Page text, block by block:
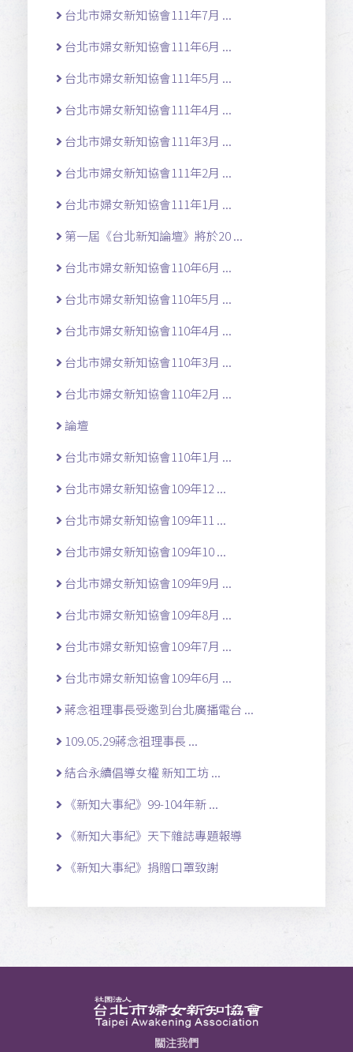
台北市婦女新知協會111年7月 ...
台北市婦女新知協會111年6月 ...
台北市婦女新知協會111年5月 ...
台北市婦女新知協會111年4月 ...
台北市婦女新知協會111年3月 ...
台北市婦女新知協會111年2月 ...
台北市婦女新知協會111年1月 ...
第一屆《台北新知論壇》將於20 ...
台北市婦女新知協會110年6月 ...
台北市婦女新知協會110年5月 ...
台北市婦女新知協會110年4月 ...
台北市婦女新知協會110年3月 ...
台北市婦女新知協會110年2月 ...
論壇
台北市婦女新知協會110年1月 ...
台北市婦女新知協會109年12 ...
台北市婦女新知協會109年11 ...
台北市婦女新知協會109年10 ...
台北市婦女新知協會109年9月 ...
台北市婦女新知協會109年8月 ...
台北市婦女新知協會109年7月 ...
台北市婦女新知協會109年6月 ...
蔣念祖理事長受邀到台北廣播電台 ...
109.05.29蔣念祖理事長 ...
結合永續倡導女權 新知工坊 ...
《新知大事紀》99-104年新 ...
《新知大事紀》天下雜誌專題報導
《新知大事紀》捐贈口罩致謝
關注我們